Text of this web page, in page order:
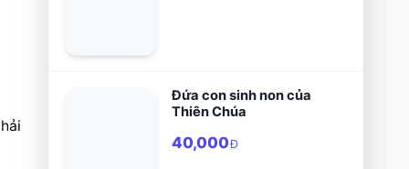
Đứa con sinh non của
Thiên Chúa
40,000Đ